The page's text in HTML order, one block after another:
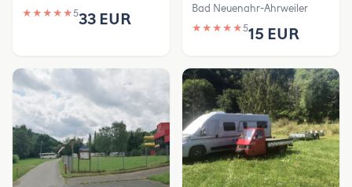
★ ★ ★ ★ ★533 EUR
Bad Neuenahr-Ahrweiler
★ ★ ★ ★ ★515 EUR